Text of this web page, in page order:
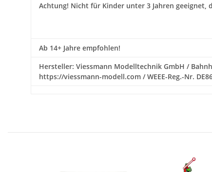
Achtung! Nicht für Kinder unter 3 Jahren geeignet,
Ab 14+ Jahre empfohlen!
Hersteller: Viessmann Modelltechnik GmbH /
https://viessmann-modell.com / WEEE-Reg.-Nr.